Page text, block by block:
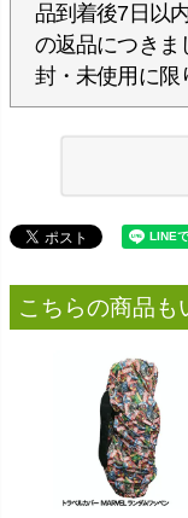
品到着後7日以
の返品につきま
封・未使用に限
こちらの商品も